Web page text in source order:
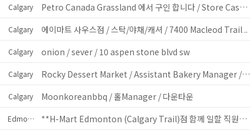
Calgary Petro Canada Grassland 에서 구인 합니다 / Store Cashier / ..
Calgary 에이마트 사우스점 / 스탁/야채/캐셔 / 7400 Macleod Trail ..
Calgary onion / sever / 10 aspen stone blvd sw
Calgary Rocky Dessert Market / Assistant Bakery Manager / 다운타운 ..
Calgary Moonkoreanbbq / 홀Manager / 다운타운
Edmonton **H-Mart Edmonton (Calgary Trail)점 함께 일할 직원모집** ..